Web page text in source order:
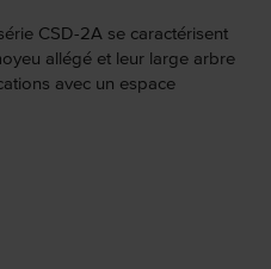
CSD-2A se caractérisent
allégé et leur large arbre
avec un espace